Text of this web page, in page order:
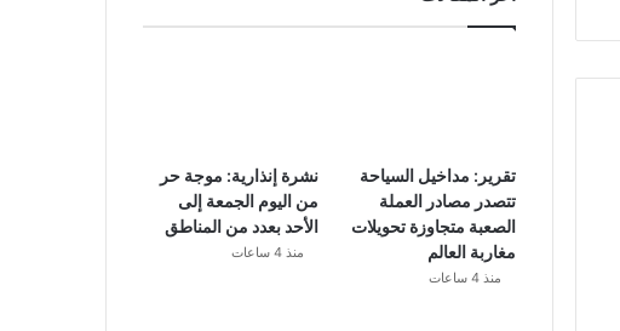
تقرير: مداخيل السياحة
تتصدر مصادر العملة
الصعبة متجاوزة تحويلات
مغاربة العالم
منذ 4 ساعات
نشرة إنذارية: موجة حر
من اليوم الجمعة إلى
الأحد بعدد من المناطق
منذ 4 ساعات